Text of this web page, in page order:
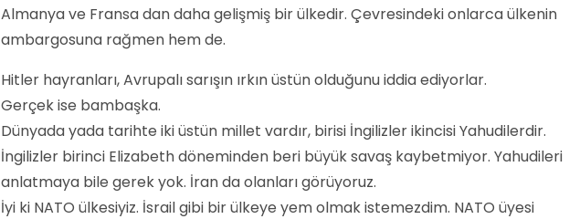
Almanya ve Fransa dan daha gelişmiş bir ülkedir. Çevresindeki onlarca ülkenin
ambargosuna rağmen hem de.
Hitler hayranları, Avrupalı sarışın ırkın üstün olduğunu iddia ediyorlar.
Gerçek ise bambaşka.
Dünyada yada tarihte iki üstün millet vardır, birisi İngilizler ikincisi Yahudilerdir.
İngilizler birinci Elizabeth döneminden beri büyük savaş kaybetmiyor. Yahudileri
anlatmaya bile gerek yok. İran da olanları görüyoruz.
İyi ki NATO ülkesiyiz. İsrail gibi bir ülkeye yem olmak istemezdim. NATO üyesi